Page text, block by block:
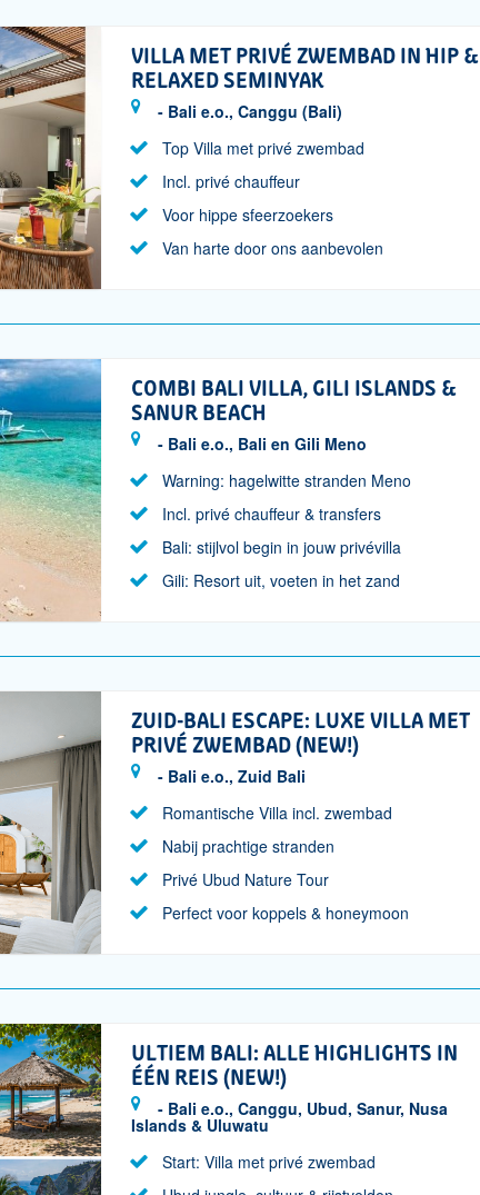
VILLA MET PRIVÉ ZWEMBAD IN HIP &
RELAXED SEMINYAK
- Bali e.o., Canggu (Bali)
Top Villa met privé zwembad
Incl. privé chauffeur
Voor hippe sfeerzoekers
Van harte door ons aanbevolen
COMBI BALI VILLA, GILI ISLANDS &
SANUR BEACH
- Bali e.o., Bali en Gili Meno
Warning: hagelwitte stranden Meno
Incl. privé chauffeur & transfers
Bali: stijlvol begin in jouw privévilla
Gili: Resort uit, voeten in het zand
ZUID-BALI ESCAPE: LUXE VILLA MET
PRIVÉ ZWEMBAD (NEW!)
- Bali e.o., Zuid Bali
Romantische Villa incl. zwembad
Nabij prachtige stranden
Privé Ubud Nature Tour
Perfect voor koppels & honeymoon
ULTIEM BALI: ALLE HIGHLIGHTS IN
ÉÉN REIS (NEW!)
- Bali e.o., Canggu, Ubud, Sanur, Nusa
Islands & Uluwatu
Start: Villa met privé zwembad